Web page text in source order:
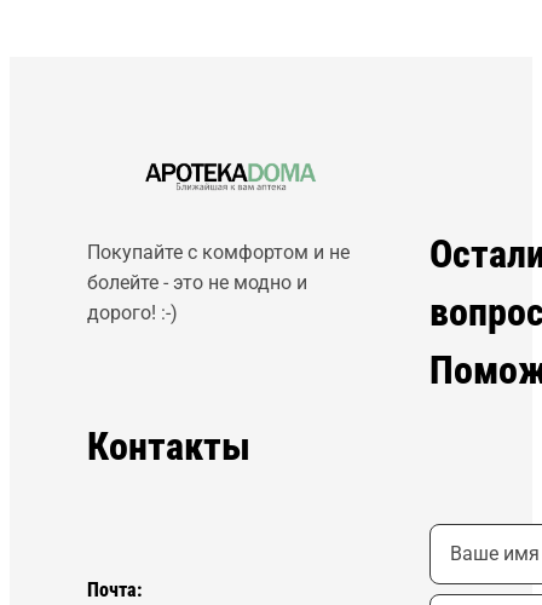
Покупайте с комфортом и не
болейте - это не модно и
дорого! :-)
Контакты
Почта: